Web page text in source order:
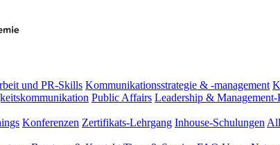
und PR-Skills Kommunikations­strategie & -management
Public Affairs Leadership & Management-
Konferenzen Zertifikats-Lehrgang Inhouse-Schulungen